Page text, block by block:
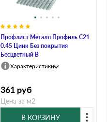
Профлист Металл Профиль C21
0.45 Цинк Без покрытия
Бесцветный B
Характеристики
361 руб
Цена за м2
В КОРЗИНУ